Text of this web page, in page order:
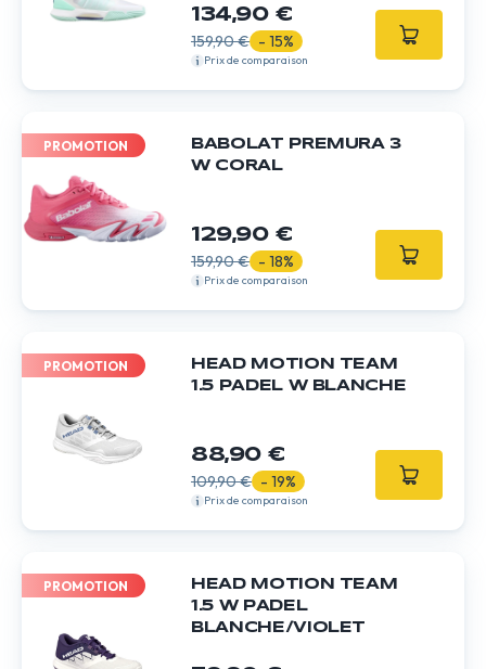
134,90 €
159,90 € - 15%
Prix de comparaison
PROMOTION
BABOLAT PREMURA 3
W CORAL
129,90 €
159,90 € - 18%
Prix de comparaison
PROMOTION
HEAD MOTION TEAM
1.5 PADEL W BLANCHE
88,90 €
109,90 € - 19%
Prix de comparaison
PROMOTION
HEAD MOTION TEAM
1.5 W PADEL
BLANCHE/VIOLET